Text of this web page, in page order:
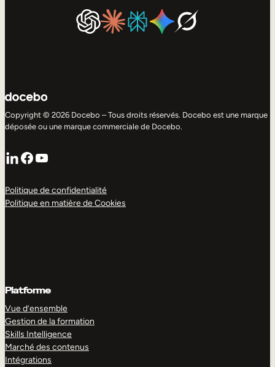
Copyright © 2026 Docebo – Tous droits réservés. Docebo est une marque
déposée ou une marque commerciale de Docebo.
LinkedIn
Facebook
YouTube
Politique de confidentialité
Politique en matière de Cookies
Platforme
Vue d’ensemble
Gestion de la formation
Skills Intelligence
Marché des contenus
Intégrations